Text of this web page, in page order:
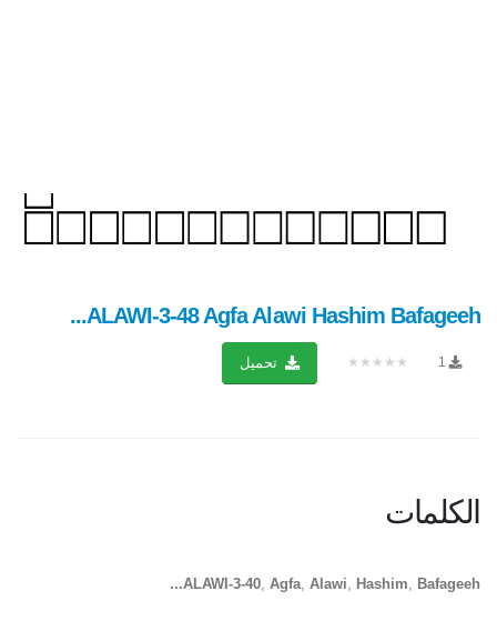
ALAWI-3-48 Agfa Alawi Hashim Bafageeh...
1
★★★★★ تحميل
الكلمات
ALAWI-3-40 Agfa Alawi Hashim Bafageeh...